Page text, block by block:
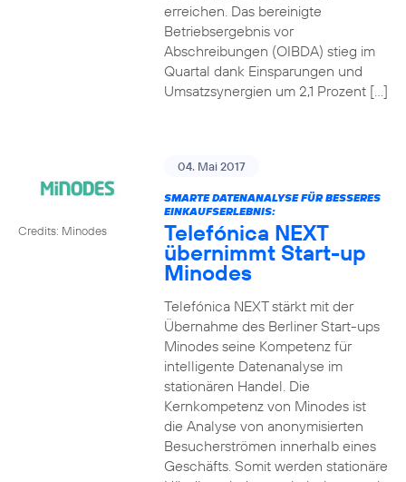
erreichen. Das bereinigte
Betriebsergebnis vor
Abschreibungen (OIBDA) stieg im
Quartal dank Einsparungen und
Umsatzsynergien um 2,1 Prozent […]
Credits: Minodes
04. Mai 2017
SMARTE DATENANALYSE FÜR BESSERES
EINKAUFSERLEBNIS:
Telefónica NEXT
übernimmt Start-up
Minodes
Telefónica NEXT stärkt mit der
Übernahme des Berliner Start-ups
Minodes seine Kompetenz für
intelligente Datenanalyse im
stationären Handel. Die
Kernkompetenz von Minodes ist
die Analyse von anonymisierten
Besucherströmen innerhalb eines
Geschäfts. Somit werden stationäre